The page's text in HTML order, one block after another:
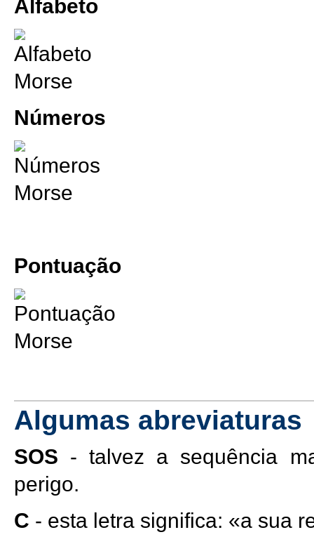
Alfabeto
Números
Pontuação
Algumas abreviaturas
SOS - talvez a sequência
perigo.
C - esta letra significa: «a sua